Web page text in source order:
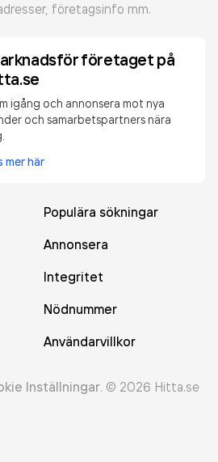
företagsinfo mm.
företaget på
igång och annonsera mot nya
och samarbetspartners nära
mer här
Populära sökningar
Annonsera
Integritet
Nödnummer
Användarvillkor
Inställningar. © 2026 Hitta.se